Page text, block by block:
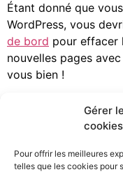
Gérer
cookies
Pour offrir les meilleures
telles que les cookies pour
Étant donné que
WordPress, vous
de bord pour effacer
nouvelles pages
vous bien !
Laisser
commentaire.